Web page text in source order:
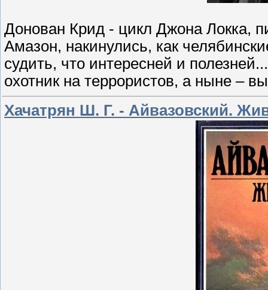
Донован Крид - цикл Джона Локка,
Амазон, накинулись, как
судить, что интересней и
охотник на террористов, а ныне –
Хачатрян Ш. Г. - Айвазовский.